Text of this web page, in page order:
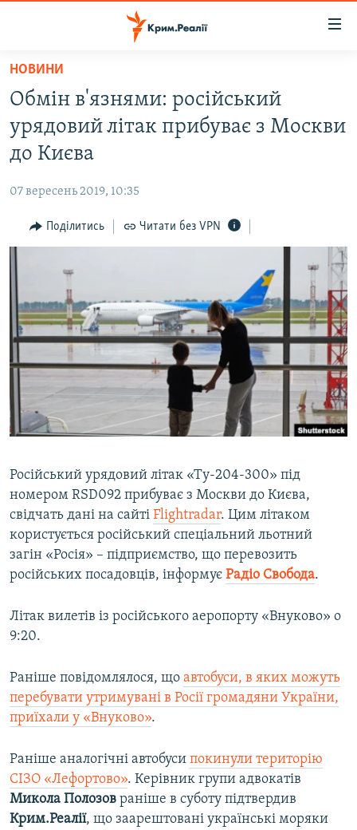
Перейти
основного
матеріалу
Перейти
до
основної
навігації
Перейти
до
пошуку
НОВИНИ
ВІДЕО ТА ФОТО
БЛОГИ
ПОГЛЯД
ІНТЕРВ'Ю
ВСЕ ЗА ДЕНЬ
СПЕЦПРОЕКТИ
ДЕПОРТАЦІЯ
ВІДЕОУРОКИ «ELIFBE»
СВІДЧЕННЯ ОКУПАЦІЇ
УКРАЇНСЬКА ПРОБЛЕМА КРИМУ
ЯК ОБІЙТИ БЛОКУВАННЯ
Русский
Qırımtatar
Усі сайти RFE/RL
НОВИНИ
Обмін в'язнями: російський
урядовий літак прибуває з Москви
до Києва
07 вересень 2019, 10:35
Поділитись Читати без VPN
Російський урядовий літак «Ту-204-300» під
номером RSD092 прибуває з Москви до Києва,
свідчать дані на сайті Flightradar. Цим літаком
користується російський спеціальний льотний
загін «Росія» – підприємство, що перевозить
російських посадовців, інформує Радіо Свобода.
Літак вилетів із російського аеропорту «Внуково» о
9:20.
Раніше повідомлялося, що автобуси, в яких можуть
перебувати утримувані в Росії громадяни України,
приїхали у «Внуково».
Раніше аналогічні автобуси покинули територію
СІЗО «Лефортово». Керівник групи адвокатів
Микола Полозов раніше в суботу підтвердив
Крим.Реалії, що заарештовані українські моряки